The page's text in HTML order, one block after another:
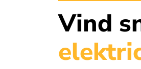
Vind